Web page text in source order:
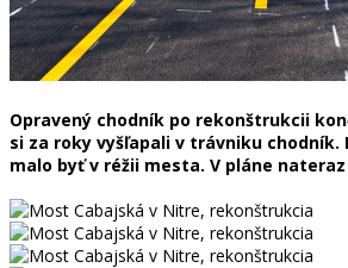
Opravený chodník po rekonštrukcii
si za roky vyšľapali v trávniku chodník.
malo byť v réžii mesta. V pláne